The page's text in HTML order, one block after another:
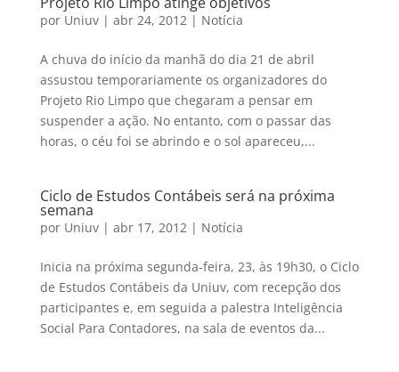
por Uniuv| abr 24, 2012| Notícia
A chuva do início da manhã do dia 21 de abril
assustou temporariamente os organizadores do
Projeto Rio Limpo que chegaram a pensar em
suspender a ação. No entanto, com o passar das
horas, o céu foi se abrindo e o sol apareceu,...
Ciclo de Estudos Contábeis será na próxima
semana
por Uniuv| abr 17, 2012| Notícia
Inicia na próxima segunda-feira, 23, às 19h30, o Ciclo
de Estudos Contábeis da Uniuv, com recepção dos
participantes e, em seguida a palestra Inteligência
Social Para Contadores, na sala de eventos da...